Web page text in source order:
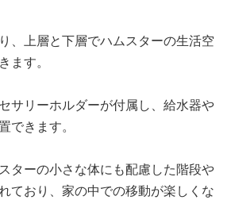
、上層と下層でハムスターの生活空
ます。
サリーホルダーが付属し、給水器や
できます。
ターの小さな体にも配慮した階段や
ており、家の中での移動が楽しくな